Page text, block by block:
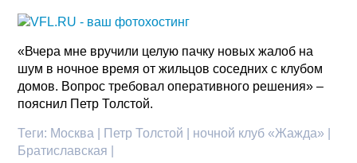
«Вчера мне вручили целую пачку новых жалоб на
шум в ночное время от жильцов соседних с клубом
домов. Вопрос требовал оперативного решения» –
пояснил Петр Толстой.
Теги: Москва | Петр Толстой | ночной клуб «Жажда» |
Братиславская |